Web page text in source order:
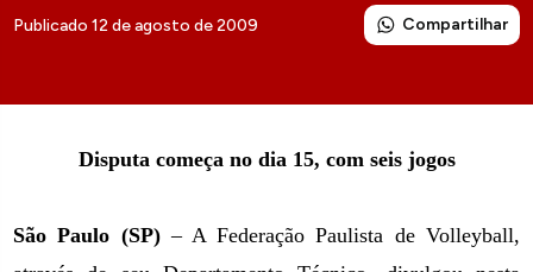
Publicado 12 de agosto de 2009 Compartilhar
Disputa começa no dia 15, com seis jogos
São Paulo (SP)– A Federação Paulista de Volleyball,